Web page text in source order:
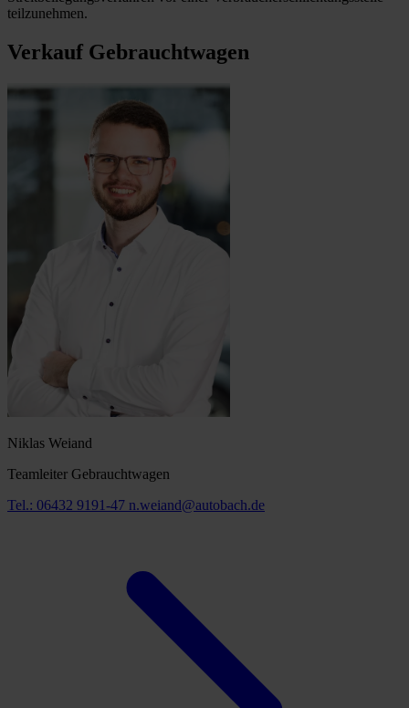
teilzunehmen.
Verkauf Gebrauchtwagen
Niklas Weiand
Teamleiter Gebrauchtwagen
Tel.: 06432 9191-47 n.weiand@autobach.de